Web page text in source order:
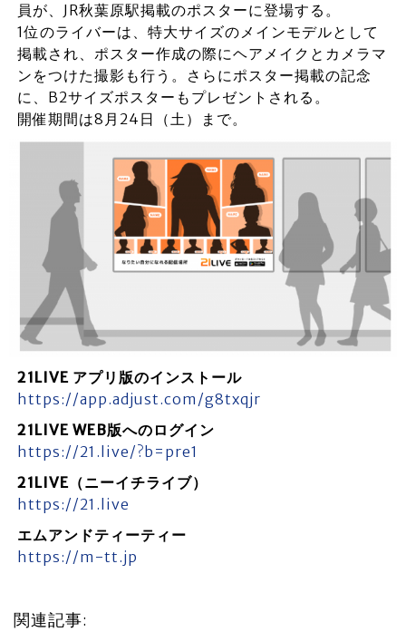
員が、JR秋葉原駅掲載のポスターに登場する。
1位のライバーは、特大サイズのメインモデルとして
掲載され、ポスター作成の際にヘアメイクとカメラマ
ンをつけた撮影も行う。さらにポスター掲載の記念
に、B2サイズポスターもプレゼントされる。
開催期間は8月24日（土）まで。
21LIVE アプリ版のインストール
https://app.adjust.com/g8txqjr
21LIVE WEB版へのログイン
https://21.live/?b=pre1
21LIVE（ニーイチライブ）
https://21.live
エムアンドティーティー
https://m-tt.jp
関連記事: